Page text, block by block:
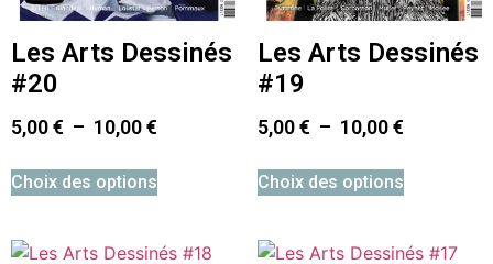
Les Arts Dessinés
#20
5,00€ – 10,00€
Choix des options
Les Arts Dessinés
#19
5,00€ – 10,00€
Choix des options